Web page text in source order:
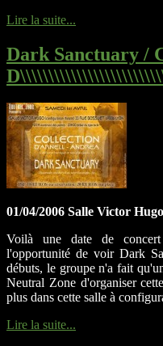
Lire la suite...
Dark Sanctuary /
01/04/2006 Salle Victor
Voilà une date de concert
l'opportunité de voir Dark
débuts, le groupe n'a fait
Neutral Zone d'organiser
plus dans cette salle à
Lire la suite...